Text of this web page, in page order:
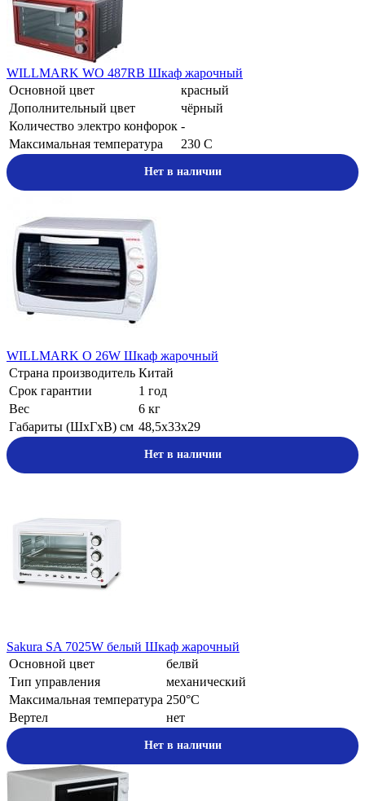
WILLMARK WO 487RB Шкаф жарочный
Основной цвет
красный
Дополнительный цвет
чёрный
Количество электро конфорок -
Максимальная температура
230 С
Нет в наличии
WILLMARK O 26W Шкаф жарочный
Страна производитель Китай
Срок гарантии
1 год
Вес
6 кг
Габариты (ШхГхВ) см 48,5х33х29
Нет в наличии
Sakura SA 7025W белый Шкаф жарочный
Основной цвет
белвй
Тип управления
механический
Максимальная температура 250°С
Вертел
нет
Нет в наличии